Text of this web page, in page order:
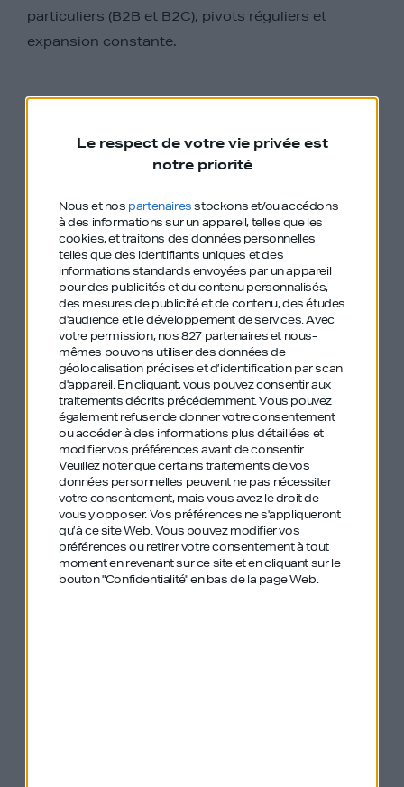
Le respect de votre vie privée est
notre priorité
Nous et nos partenairesstockons et/ou accédons
à des informations sur un appareil, telles que les
cookies, et traitons des données personnelles
telles que des identifiants uniques et des
informations standards envoyées par un appareil
pour des publicités et du contenu personnalisés,
des mesures de publicité et de contenu, des études
d'audience et le développement de services.Avec
votre permission, nos 827 partenaires et nous-
mêmes pouvons utiliser des données de
géolocalisation précises et d’identification par scan
d'appareil. En cliquant, vous pouvez consentir aux
traitements décrits précédemment. Vous pouvez
également refuser de donner votre consentement
ou accéder à des informations plus détaillées et
modifier vos préférences avant de consentir.
Veuillez noter que certains traitements de vos
données personnelles peuvent ne pas nécessiter
votre consentement, mais vous avez le droit de
vous y opposer. Vos préférences ne s'appliqueront
qu’à ce site Web. Vous pouvez modifier vos
préférences ou retirer votre consentement à tout
moment en revenant sur ce site et en cliquant sur le
bouton "Confidentialité" en bas de la page Web.
particuliers (B2B et B2C), pivots réguliers et
expansion constante.
Michael retrace 25 ans d’American Vintage et
partage ses apprentissages :
Comment être le meilleur vendeur ?
Concevoir LE produit pour pénétrer un marché
Travailler sans contrat : le bon sens l’emporte-t-
il toujours vraiment ?
Savoir se réinventer : les virages garants des
grandes victoires
Le secret de la gestion des magasins
Comment réussir son développement à
l’international ?